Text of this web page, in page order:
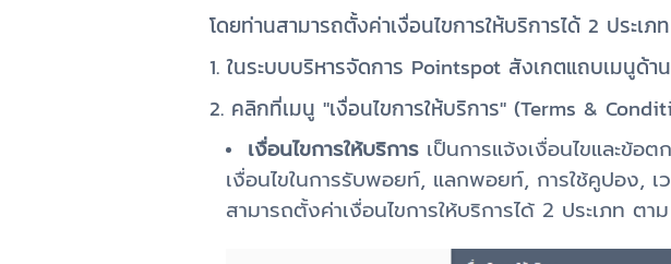
โดยท่านสามารถตั้งค่าเงื่อนไขการให้บริการได้ 2 ประเ
1. ในระบบบริหารจัดการ Pointspot สังเกตแถบเมนูด้
2. คลิกที่เมนู "เงื่อนไขการให้บริการ" (Terms &
เงื่อนไขการให้บริการ เป็นการแจ้งเงื่อนไขและข้อ
เงื่อนไขในการรับพอยท์, แลกพอยท์, การใช้คูปอง,
สามารถตั้งค่าเงื่อนไขการให้บริการได้ 2 ประเภท ตาม